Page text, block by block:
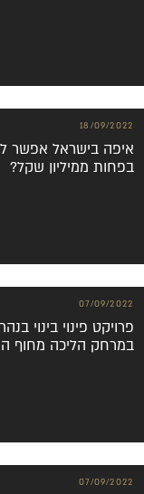
איפה בישראל אפשר
בפחות ממיליון שקל?
18/09/2022
במרחק הליכה מחוף
07/09/2022
07/09/2022